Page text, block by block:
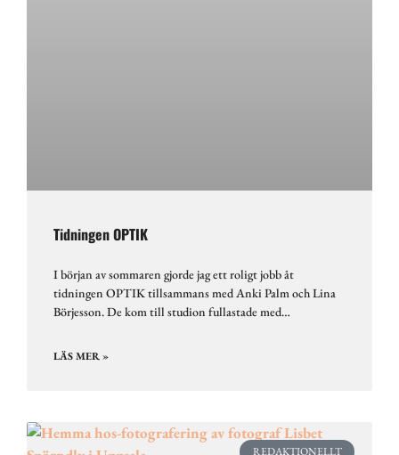
Tidningen OPTIK
I början av sommaren gjorde jag ett roligt jobb åt
tidningen OPTIK tillsammans med Anki Palm och Lina
Börjesson. De kom till studion fullastade med…
LÄS MER »
REDAKTIONELLT